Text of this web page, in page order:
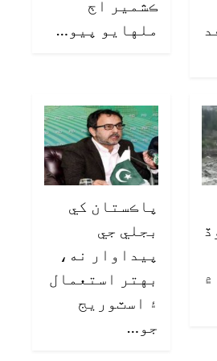
ڪشمير اڄ
ملهايو پيو…
پاڪستان کي
بجلي جي
پيداوار نه،
بهتر استعمال
۽ اسٽوريج
جو…